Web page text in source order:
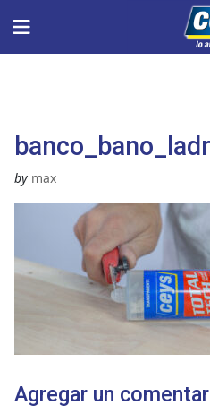
Menu
by max
Agregar un